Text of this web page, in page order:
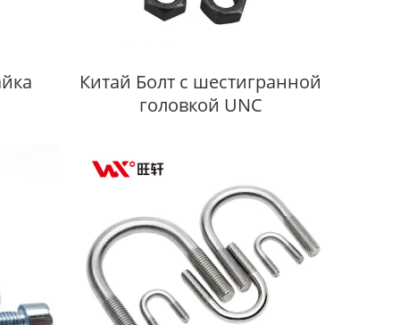
Китай Болт с шестигранной
головкой UNC